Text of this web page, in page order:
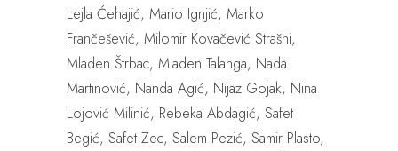
Lejla Ćehajić, Mario Ignjić, Marko
Frančešević, Milomir Kovačević Strašni,
Mladen Štrbac, Mladen Talanga, Nada
Martinović, Nanda Agić, Nijaz Gojak, Nina
Lojović Milinić, Rebeka Abdagić, Safet
Begić, Safet Zec, Salem Pezić, Samir Plasto,